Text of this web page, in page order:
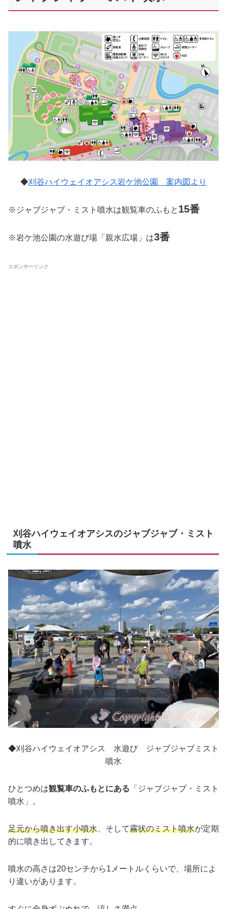
◆刈谷ハイウェイオアシス岩ケ池公園 案内図より
※ジャブジャブ・ミスト噴水は観覧車のふもと 15番
※岩ケ池公園の水遊び場「親水広場」は3番
スポンサーリンク
刈谷ハイウェイオアシスのジャブジャブ・ミスト
噴水
◆刈谷ハイウェイオアシス 水遊び ジャブジャブミスト
噴水
ひとつめは観覧車のふもとにある 「ジャブジャブ・ミスト
噴水」。
足元から噴き出す小噴水 、そして霧状のミスト噴水が定期
的に噴き出してきます。
噴水の高さは20センチから1メートルくらいで、場所によ
り違いがあります。